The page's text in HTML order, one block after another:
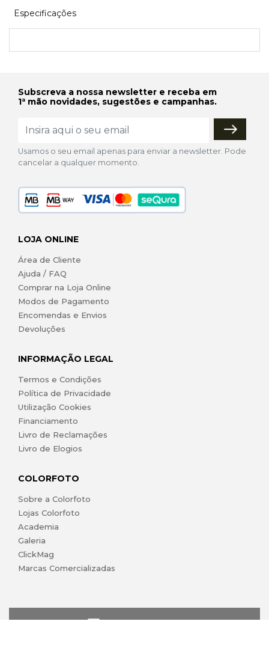
Especificações
Subscreva a nossa newsletter e receba em
1ª mão novidades, sugestões e campanhas.
Usamos o seu email apenas para enviar a newsletter. Pode
cancelar a qualquer momento.
LOJA ONLINE
Área de Cliente
Ajuda / FAQ
Comprar na Loja Online
Modos de Pagamento
Encomendas e Envios
Devoluções
INFORMAÇÃO LEGAL
Termos e Condições
Política de Privacidade
Utilização Cookies
Financiamento
Livro de Reclamações
Livro de Elogios
COLORFOTO
Sobre a Colorfoto
Lojas Colorfoto
Academia
Galeria
ClickMag
Marcas Comercializadas
lojaonline@colorfoto.pt